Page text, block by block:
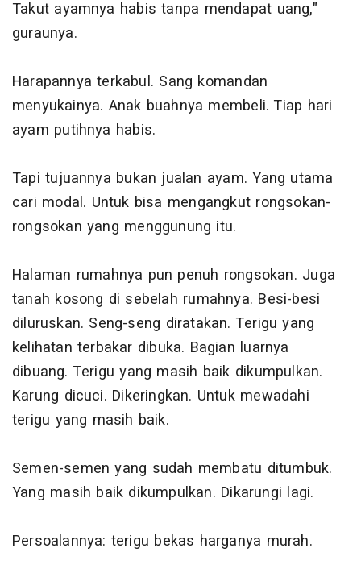
Takut ayamnya habis tanpa mendapat uang,"
guraunya.
Harapannya terkabul. Sang komandan
menyukainya. Anak buahnya membeli. Tiap hari
ayam putihnya habis.
Tapi tujuannya bukan jualan ayam. Yang utama
cari modal. Untuk bisa mengangkut rongsokan-
rongsokan yang menggunung itu.
Halaman rumahnya pun penuh rongsokan. Juga
tanah kosong di sebelah rumahnya. Besi-besi
diluruskan. Seng-seng diratakan. Terigu yang
kelihatan terbakar dibuka. Bagian luarnya
dibuang. Terigu yang masih baik dikumpulkan.
Karung dicuci. Dikeringkan. Untuk mewadahi
terigu yang masih baik.
Semen-semen yang sudah membatu ditumbuk.
Yang masih baik dikumpulkan. Dikarungi lagi.
Persoalannya: terigu bekas harganya murah.